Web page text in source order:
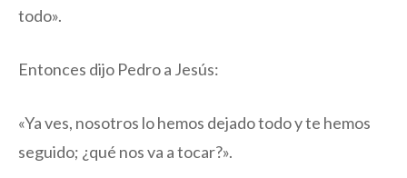
todo».
Entonces dijo Pedro a Jesús:
«Ya ves, nosotros lo hemos dejado todo y te hemos
seguido; ¿qué nos va a tocar?».